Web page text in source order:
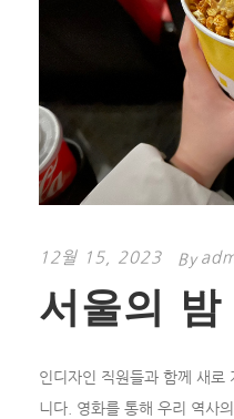
12월 15, 2023 By
서울의 밤
인디자인 직원들과 함께 새로
니다. 영화를 통해 우리 역사